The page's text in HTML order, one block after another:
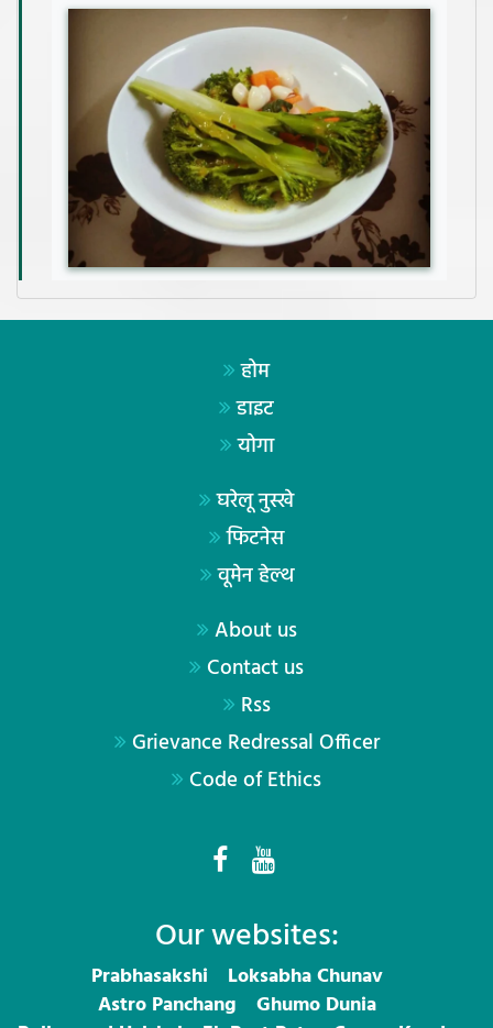
होम
डाइट
योगा
घरेलू नुस्खे
फिटनेस
वूमेन हेल्थ
About us
Contact us
Rss
Grievance Redressal Officer
Code of Ethics
Our websites:
Prabhasakshi
Loksabha Chunav
Astro Panchang
Ghumo Dunia